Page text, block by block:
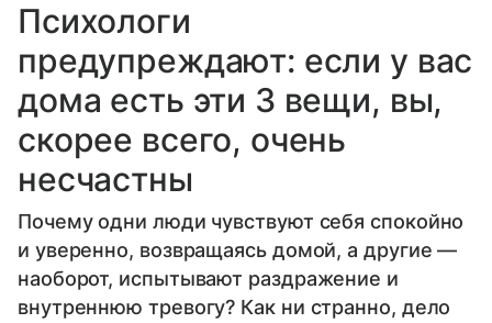
Психологи
предупреждают: если у вас
дома есть эти 3 вещи, вы,
скорее всего, очень
несчастны
Почему одни люди чувствуют себя спокойно
и уверенно, возвращаясь домой, а другие —
наоборот, испытывают раздражение и
внутреннюю тревогу? Как ни странно, дело